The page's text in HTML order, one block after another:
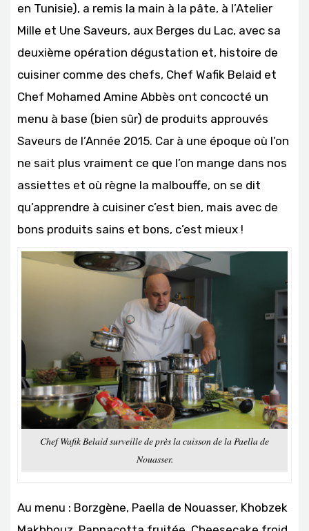
en Tunisie), a remis la main à la pâte, à l’Atelier
Mille et Une Saveurs, aux Berges du Lac, avec sa
deuxième opération dégustation et, histoire de
cuisiner comme des chefs, Chef Wafik Belaid et
Chef Mohamed Amine Abbès ont concocté un
menu à base (bien sûr) de produits approuvés
Saveurs de l’Année 2015. Car à une époque où l’on
ne sait plus vraiment ce que l’on mange dans nos
assiettes et où règne la malbouffe, on se dit
qu’apprendre à cuisiner c’est bien, mais avec de
bons produits sains et bons, c’est mieux !
Chef Wafik Belaid surveille de près la cuisson de la Paella de
Nouasser.
Au menu : Borzgène, Paella de Nouasser, Khobzek